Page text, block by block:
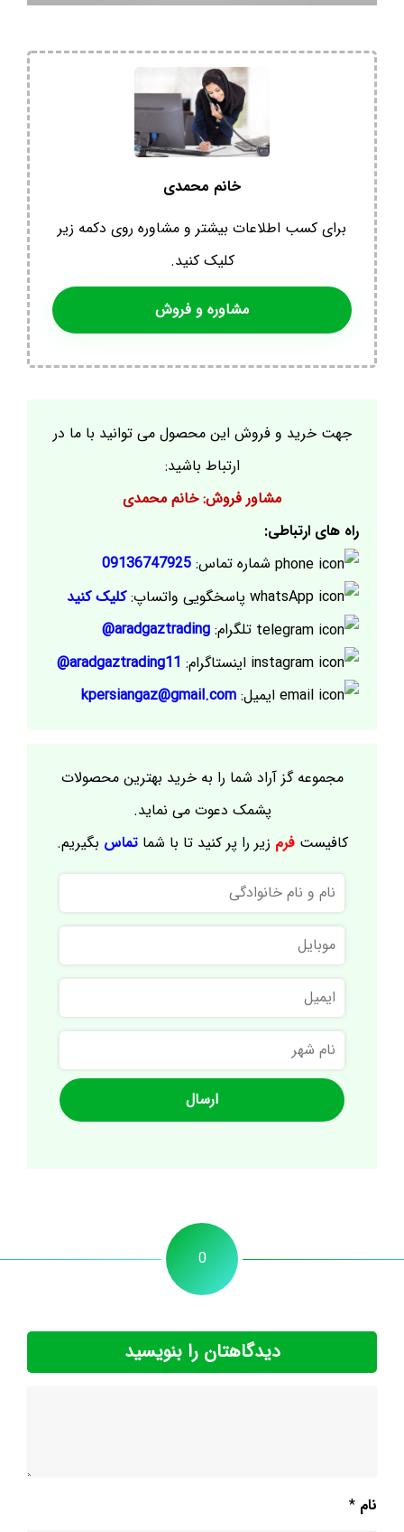
خانم محمدی
برای کسب اطلاعات بیشتر و مشاوره روی دکمه زیر
کلیک کنید.
مشاوره و فروش
جهت خرید و فروش این محصول می توانید با ما در
ارتباط باشید:
مشاور فروش: خانم محمدی
راه های ارتباطی:
شماره تماس: 09136747925
پاسخگویی واتساپ:کلیک کنید
تلگرام: aradgaztrading@
اینستاگرام: aradgaztrading11@
ایمیل: kpersiangaz@gmail.com
مجموعه گز آراد شما را به خرید بهترین محصولات
پشمک دعوت می نماید.
کافیستفرم زیر را پر کنید تا با شماتماس بگیریم.
نام
و
نام
خانوادگی
موبایل
ایمیل
نام
شهر
0
دیدگاهتان را بنویسید
نام *